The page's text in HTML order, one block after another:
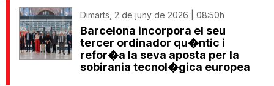
Dimarts, 2 de juny de 2026 | 08:50h
Barcelona incorpora el seu
tercer ordinador qu�ntic i
refor�a la seva aposta per la
sobirania tecnol�gica europea